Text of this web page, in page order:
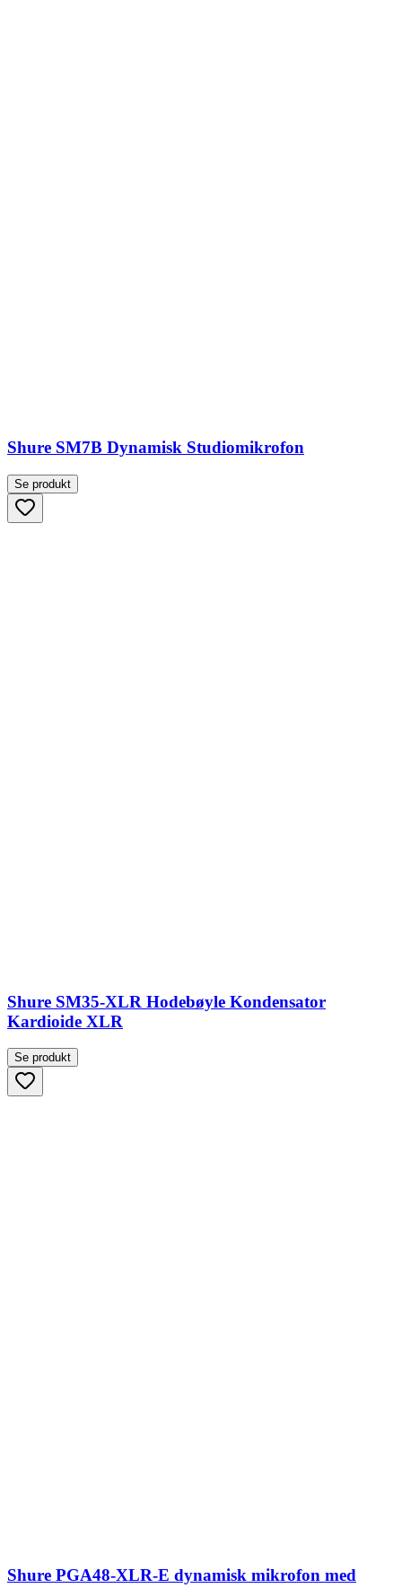
Shure SM7B Dynamisk Studiomikrofon
Se produkt
Shure SM35-XLR Hodebøyle Kondensator
Kardioide XLR
Se produkt
Shure PGA48-XLR-E dynamisk mikrofon med